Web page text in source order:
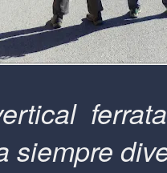
siempre